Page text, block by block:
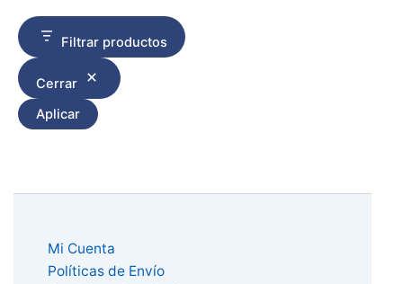
Filtrar productos
Cerrar
Aplicar
Mi Cuenta
Políticas de Envío